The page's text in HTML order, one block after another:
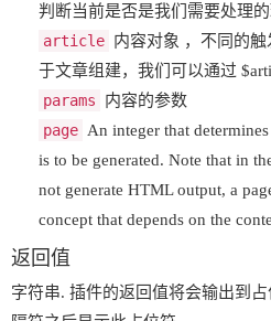
判断当前是否是我们需要处理
article 内容对象 ，不同的
于文章组建，我们可以通过
params
内容的参数
page An integer that
is to be generated. Note that in
not generate HTML output, a
concept that depends on the
返回值
字符串. 插件的返回值将会输出到